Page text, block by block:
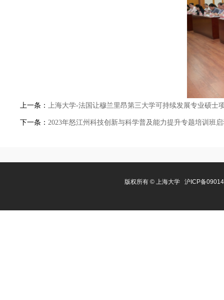
上一条： 上海大学-法国让穆兰里昂第三大学可持续发展专业硕士
下一条： 2023年怒江州科技创新与科学普及能力提升专题培训班
版权所有 © 上海大学 沪ICP备